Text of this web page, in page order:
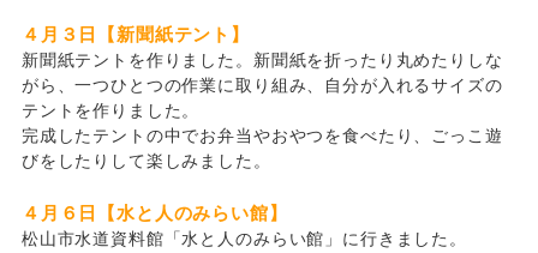
４月３日【新聞紙テント】
新聞紙テントを作りました。新聞紙を折ったり丸めたりしな
がら、一つひとつの作業に取り組み、自分が入れるサイズの
テントを作りました。
完成したテントの中でお弁当やおやつを食べたり、ごっこ遊
びをしたりして楽しみました。
４月６日【水と人のみらい館】
松山市水道資料館「水と人のみらい館」に行きました。